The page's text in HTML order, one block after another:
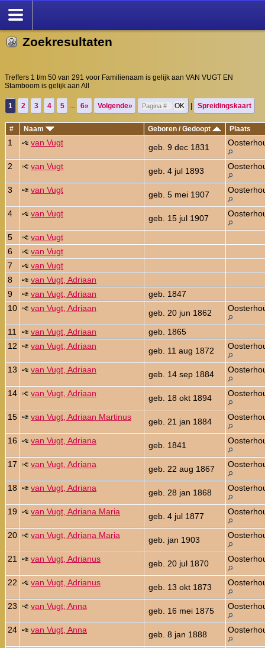
Zoekresultaten
Treffers 1 t/m 50 van 291 voor Familienaam is gelijk aan VAN VUGT EN
Stamboom is gelijk aan All
1 2 3 4 5 ... 6» Volgende» Spreidingskaart
# Naam Geboren / Gedoopt Plaats
1 van Vugt geb. 9 dec 1831
2 van Vugt geb. 4 jul 1893
3 van Vugt geb. 5 mei 1907
4 van Vugt geb. 15 jul 1907
5
van Vugt
6
van Vugt
7
van Vugt
8
van Vugt, Adriaan
9
van Vugt, Adriaan
geb. 1847
10
van Vugt, Adriaan geb. 20 jun 1862
11 van Vugt, Adriaan
geb. 1865
12
van Vugt, Adriaan geb. 11 aug 1872
13 van Vugt, Adriaan geb. 14 sep 1884
14 van Vugt, Adriaan geb. 18 okt 1894
15 van Vugt, Adriaan Martinus geb. 21 jan 1884
16 van Vugt, Adriana geb. 1841
17 van Vugt, Adriana geb. 22 aug 1867
18 van Vugt, Adriana geb. 28 jan 1868
19 van Vugt, Adriana Maria geb. 4 jul 1877
20 van Vugt, Adriana Maria geb. jan 1903
21 van Vugt, Adrianus geb. 20 jul 1870
22 van Vugt, Adrianus geb. 13 okt 1873
23 van Vugt, Anna geb. 16 mei 1875
24 van Vugt, Anna geb. 8 jan 1888